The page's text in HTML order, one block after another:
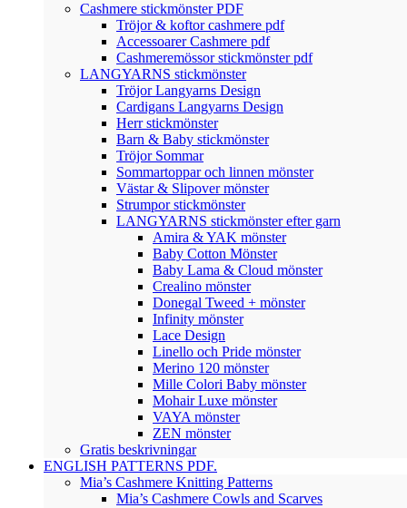
Cashmere stickmönster PDF
Tröjor & koftor cashmere pdf
Accessoarer Cashmere pdf
Cashmeremössor stickmönster pdf
LANGYARNS stickmönster
Tröjor Langyarns Design
Cardigans Langyarns Design
Herr stickmönster
Barn & Baby stickmönster
Tröjor Sommar
Sommartoppar och linnen mönster
Västar & Slipover mönster
Strumpor stickmönster
LANGYARNS stickmönster efter garn
Amira & YAK mönster
Baby Cotton Mönster
Baby Lama & Cloud mönster
Crealino mönster
Donegal Tweed + mönster
Infinity mönster
Lace Design
Linello och Pride mönster
Merino 120 mönster
Mille Colori Baby mönster
Mohair Luxe mönster
VAYA mönster
ZEN mönster
Gratis beskrivningar
ENGLISH PATTERNS PDF.
Mia’s Cashmere Knitting Patterns
Mia’s Cashmere Cowls and Scarves